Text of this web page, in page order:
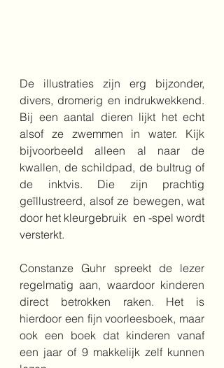
De illustraties zijn erg bijzonder,
divers, dromerig en indrukwekkend.
Bij een aantal dieren lijkt het echt
alsof ze zwemmen in water. Kijk
bijvoorbeeld alleen al naar de
kwallen, de schildpad, de bultrug of
de inktvis. Die zijn prachtig
geïllustreerd, alsof ze bewegen, wat
door het kleurgebruik  en -spel wordt
versterkt.
Constanze Guhr spreekt de lezer
regelmatig aan, waardoor kinderen
direct betrokken raken. Het is
hierdoor een fijn voorleesboek, maar
ook een boek dat kinderen vanaf
een jaar of 9 makkelijk zelf kunnen